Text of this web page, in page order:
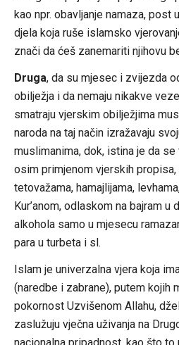
kao npr. obavljanje namaza, post
djela koja ruše islamsko
znači da ćeš zanemariti njihovu
Druga, da su mjesec i zvijezda
obilježja i da nemaju nikakve
smatraju vjerskim obilježjima
naroda na taj način izražavaju
muslimanima, dok, istina je da
osim primjenom vjerskih propisa,
tetovažama, hamajlijama,
Kur’anom, odlaskom na bajram u
alkohola samo u mjesecu
para u turbeta i sl.
Islam je univerzalna vjera koja
(naredbe i zabrane), putem kojih
pokornost Uzvišenom Allahu,
zaslužuju vječna uživanja na
nacionalna pripadnost, kao što